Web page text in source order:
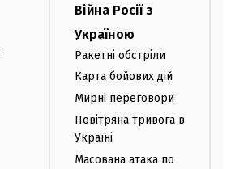
Війна Росії з
Україною
Ракетні обстріли
Карта бойових дій
Мирні переговори
Повітряна тривога в
Україні
Масована атака по